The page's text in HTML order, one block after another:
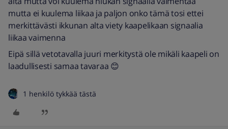
mutta ei kuulema liikaa ja paljon onko tämä tosi ettei
merkittävästi ikkunan alta viety kaapelikaan signaalia
liikaa vaimenna
Eipä sillä vetotavalla juuri merkitystä ole mikäli kaapeli on
laadullisesti samaa tavaraa 😊
1 henkilö tykkää tästä